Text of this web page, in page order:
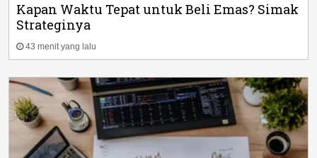
Kapan Waktu Tepat untuk Beli Emas? Simak
Strateginya
43 menit yang lalu